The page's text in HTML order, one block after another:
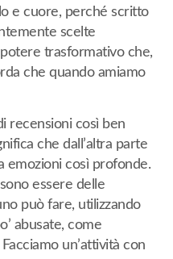
e cuore, perché scritto
scelte
trasformativo che,
che quando amiamo
recensioni così ben
che dall’altra parte
emozioni così profonde.
essere delle
può fare, utilizzando
abusate, come
un’attività con